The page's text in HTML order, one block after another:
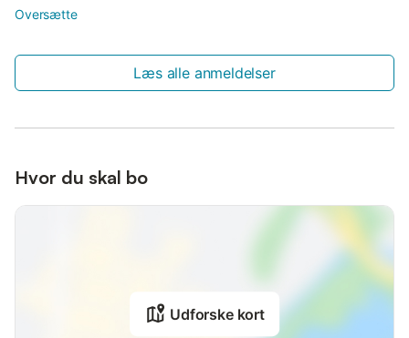
Oversætte
Læs alle anmeldelser
Hvor du skal bo
Udforske kort